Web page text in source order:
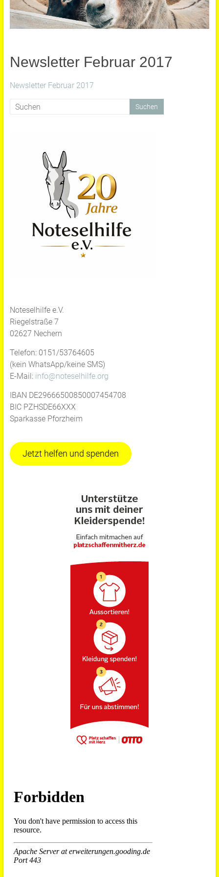
Newsletter Februar 2017
Newsletter Februar 2017
Noteselhilfe e.V.
Riegelstraße 7
02627 Nechern
Telefon: 0151/53764605
(kein WhatsApp/keine SMS)
E-Mail: info@noteselhilfe.org
IBAN DE29666500850007454708
BIC PZHSDE66XXX
Sparkasse Pforzheim
Jetzt helfen und spenden